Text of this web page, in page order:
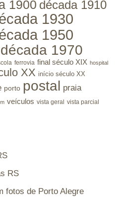
1900 década 1910
1930
1950
década 1970
ferrovia final século XIX hospital
XX início século XX
porto postal praia
veículos vista geral vista parcial
RS
fotos de Porto Alegre